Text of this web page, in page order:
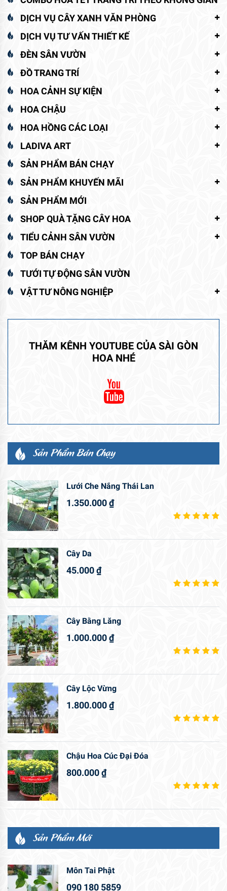
DỊCH VỤ CÂY XANH VĂN PHÒNG
DỊCH VỤ TƯ VẤN THIẾT KẾ
ĐÈN SÂN VƯỜN
ĐỒ TRANG TRÍ
HOA CẢNH SỰ KIỆN
HOA CHẬU
HOA HỒNG CÁC LOẠI
LADIVA ART
SẢN PHẨM BÁN CHẠY
SẢN PHẨM KHUYẾN MÃI
SẢN PHẨM MỚI
SHOP QUÀ TẶNG CÂY HOA
TIỂU CẢNH SÂN VƯỜN
TOP BÁN CHẠY
TƯỚI TỰ ĐỘNG SÂN VƯỜN
VẬT TƯ NÔNG NGHIỆP
THĂM KÊNH YOUTUBE CỦA SÀI GÒN
HOA NHÉ
Sản Phẩm Bán Chạy
Lưới Che Nắng Thái Lan
1.350.000₫
Cây Da
45.000₫
Cây Bằng Lăng
1.000.000₫
Cây Lộc Vừng
1.800.000₫
Chậu Hoa Cúc Đại Đóa
800.000₫
Sản Phẩm Mới
Môn Tai Phật
090 180 5859